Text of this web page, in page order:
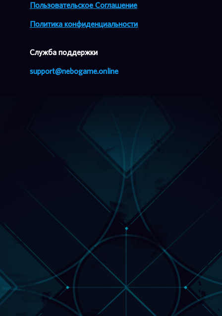
Пользовательское Соглашение
Политика конфиденциальности
Cлужба поддержки
support@nebogame.online